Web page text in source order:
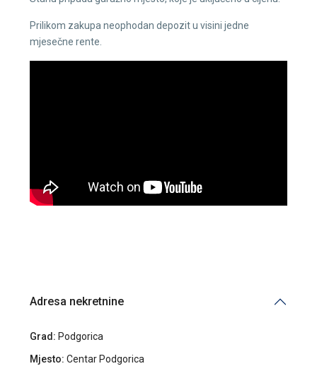
Prilikom zakupa neophodan depozit u visini jedne
mjesečne rente.
Adresa nekretnine
Grad: Podgorica
Mjesto: Centar Podgorica